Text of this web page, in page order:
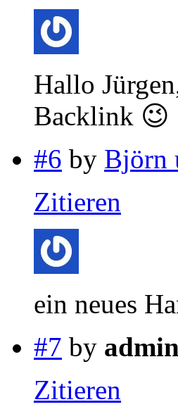
Hallo
Backlink 😉
#6 by Björn
Zitieren
ein neues
#7 by admin
Zitieren